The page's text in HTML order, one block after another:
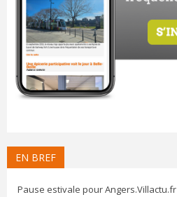
EN BREF
Pause estivale pour Angers.Villactu.fr